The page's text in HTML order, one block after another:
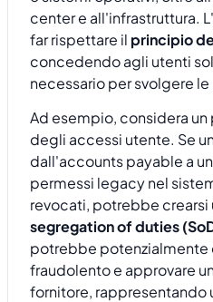
center e all'infrastruttura.
far rispettare il principio
concedendo agli utenti
necessario per svolgere
Ad esempio, considera
degli accessi utente. Se
dall'accounts payable a
permessi legacy nel
revocati, potrebbe
segregation of duties
potrebbe potenzialmente
fraudolento e approvare
fornitore, rappresentando